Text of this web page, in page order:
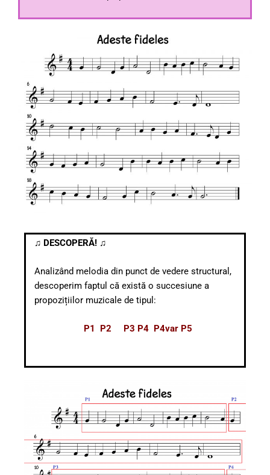
♫ DESCOPERĂ! ♫
Analizând melodia din punct de vedere structural,
descoperim faptul că există o succesiune a
propozițiilor muzicale de tipul:
P1 P2 P3 P4 P4var P5